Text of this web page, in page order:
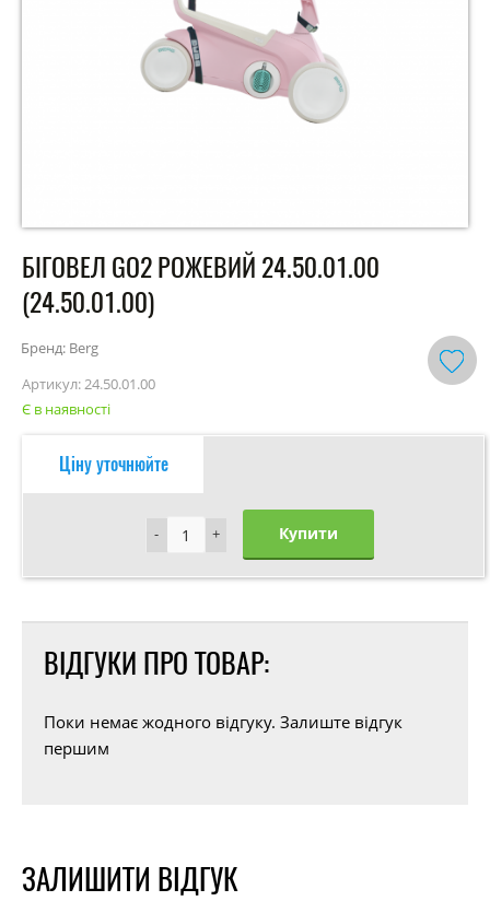
БІГОВЕЛ GO2 РОЖЕВИЙ 24.50.01.00
(24.50.01.00)
Бренд: Berg
Артикул:24.50.01.00
Є в наявності
Ціну уточнюйте
+
- +
- Купити
ВІДГУКИ ПРО ТОВАР:
Поки немає жодного відгуку. Залиште відгук
першим
ЗАЛИШИТИ ВІДГУК